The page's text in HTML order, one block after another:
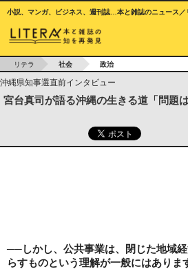
小説、マンガ、ビジネス、週刊誌…本と雑誌のニュース／
リテラ 社会 政治
沖縄県知事選直前インタビュー
宮台真司が語る沖縄の生きる道「問題
──しかし、公共事業は、閉じた地域
らすものという理解が一般にはありま